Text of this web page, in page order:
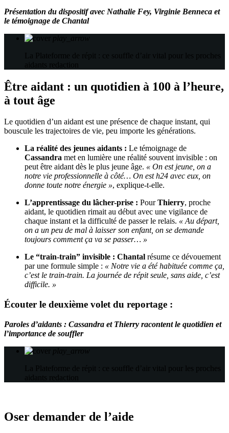
Présentation du dispositif avec Nathalie Fey, Virginie Benneca et
le témoignage de Chantal
play_arrow
La Plateforme de répit : ce souffle d’air vital pour les proches
aidants
redaction
Être aidant : un quotidien à 100 à l’heure,
à tout âge
Le quotidien d’un aidant est une présence de chaque instant, qui
bouscule les trajectoires de vie, peu importe les générations.
La réalité des jeunes aidants : Le témoignage de
Cassandra met en lumière une réalité souvent invisible : on
peut être aidant dès le plus jeune âge. « On est jeune, on a
notre vie professionnelle à côté… On est h24 avec eux, on
donne toute notre énergie », explique-t-elle.
L’apprentissage du lâcher-prise : PourThierry, proche
aidant, le quotidien rimait au début avec une vigilance de
chaque instant et la difficulté de passer le relais. « Au départ,
on a un peu de mal à laisser son enfant, on se demande
toujours comment ça va se passer… »
Le “train-train” invisible : Chantal résume ce dévouement
par une formule simple : « Notre vie a été habituée comme ça,
c’est le train-train. La journée de répit seule, sans aide, c’est
difficile. »
Écouter le deuxième volet du reportage :
Paroles d’aidants : Cassandra et Thierry racontent le quotidien et
l’importance de souffler
play_arrow
La Plateforme de répit : ce souffle d’air vital pour les proches
aidants
redaction
Oser demander de l’aide